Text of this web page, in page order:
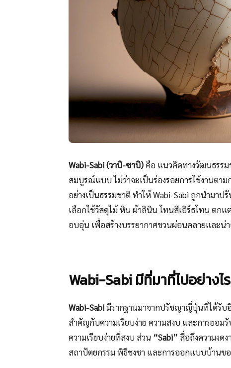
Wabi-Sabi (วาบิ-ซาบิ)คือ แนวคิดทางวัฒนธรร
สมบูรณ์แบบ ไม่ว่าจะเป็นร่องรอยการใช้งานตาม
อย่างเป็นธรรมชาติ ทำให้ Wabi-Sabi ถูกนำมา
เลือกใช้วัสดุไม้ หิน ผ้าลินิน โทนสีเอิร์ธโทน ตกแ
อบอุ่น เพื่อสร้างบรรยากาศชวนผ่อนคลายและน่
Wabi-Sabi มีที่มาที่ไปอย่างไ
Wabi-Sabiมีรากฐานมาจากปรัชญาญี่ปุ่นที่ได้รับ
สำคัญกับความเรียบง่าย ความสงบ และการยอมรั
ความเรียบง่ายที่สงบ ส่วน “Sabi” สื่อถึงความงด
สถาปัตยกรรม พิธีชงชา และการออกแบบบ้าน